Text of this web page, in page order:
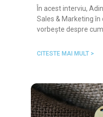
În acest interviu,
Sales & Marketing
vorbește despre
CITESTE MAI MULT >